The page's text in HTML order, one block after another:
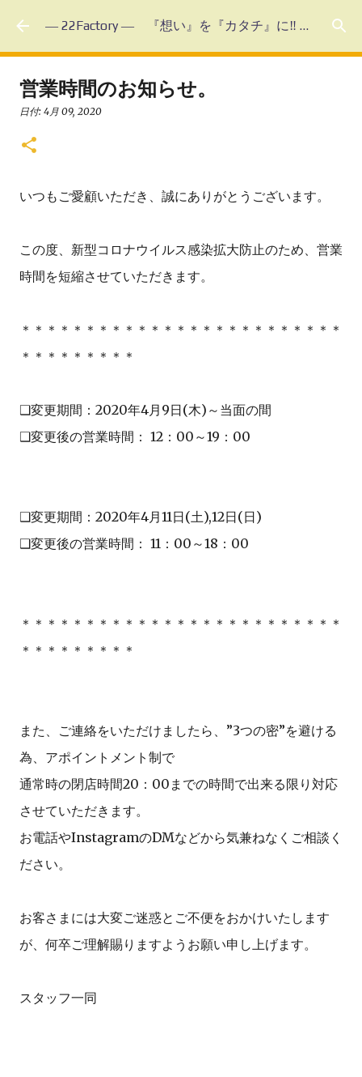
スキップしてメイン コンテンツに移動 ― 22Factory ― 『想い』を『カタチ』に‼ 未体験のフルオーダーメイド
営業時間のお知らせ。
日付: 4月 09, 2020
いつもご愛顧いただき、誠にありがとうございます。
この度、新型コロナウイルス感染拡大防止のため、営業
時間を短縮させていただきます。
＊＊＊＊＊＊＊＊＊＊＊＊＊＊＊＊＊＊＊＊＊＊＊＊＊
＊＊＊＊＊＊＊＊＊
❑変更期間：2020年4月9日(木)～当面の間
❑変更後の営業時間： 12：00～19：00
❑変更期間：2020年4月11日(土),12日(日)
❑変更後の営業時間： 11：00～18：00
＊＊＊＊＊＊＊＊＊＊＊＊＊＊＊＊＊＊＊＊＊＊＊＊＊
＊＊＊＊＊＊＊＊＊
また、ご連絡をいただけましたら、”3つの密”を避ける
為、アポイントメント制で
通常時の閉店時間20：00までの時間で出来る限り対応
させていただきます。
お電話やInstagramのDMなどから気兼ねなくご相談く
ださい。
お客さまには大変ご迷惑とご不便をおかけいたします
が、何卒ご理解賜りますようお願い申し上げます。
スタッフ一同